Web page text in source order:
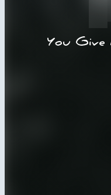
You Give